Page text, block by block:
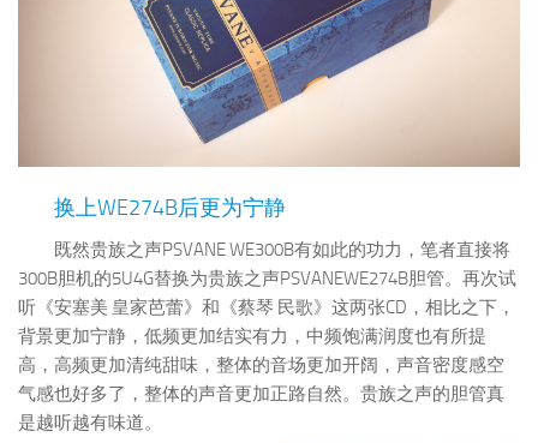
换上WE274B后更为宁静
既然贵族之声PSVANE WE300B有如此的功力，笔者直接将
300B胆机的5U4G替换为贵族之声PSVANEWE274B胆管。再次试
听《安塞美 皇家芭蕾》和《蔡琴 民歌》这两张CD，相比之下，
背景更加宁静，低频更加结实有力，中频饱满润度也有所提
高，高频更加清纯甜味，整体的音场更加开阔，声音密度感空
气感也好多了，整体的声音更加正路自然。贵族之声的胆管真
是越听越有味道。